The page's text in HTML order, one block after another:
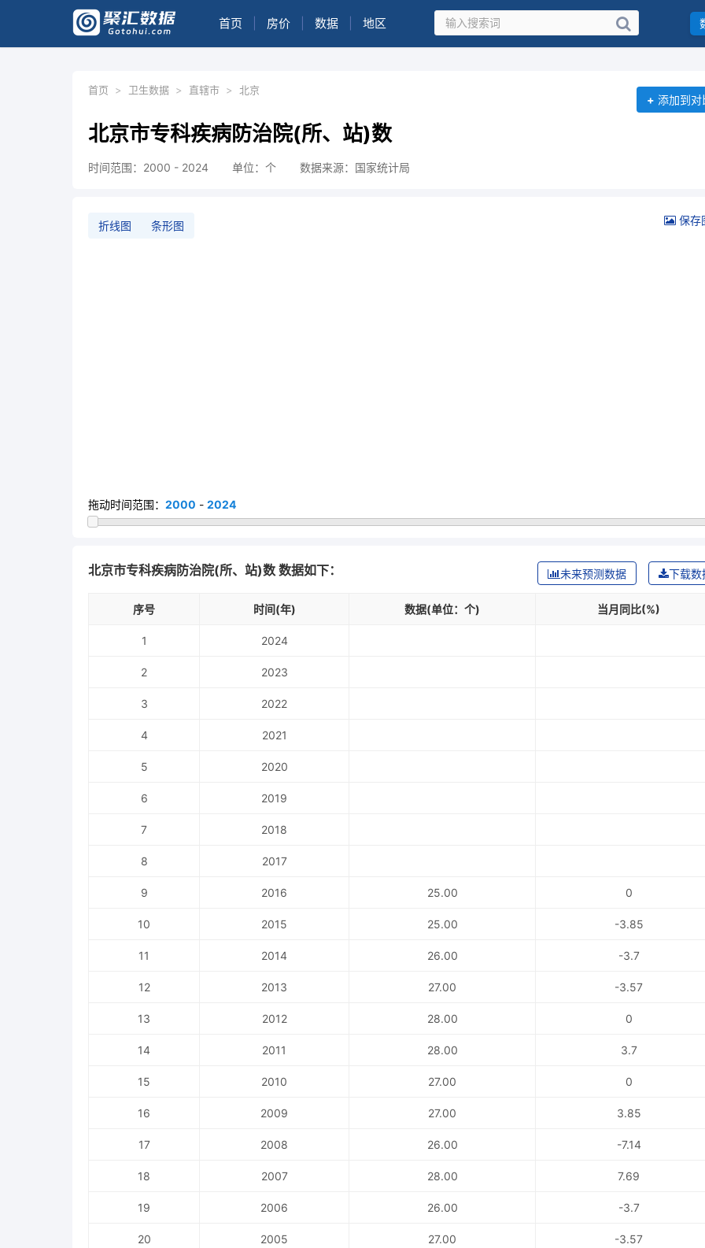
首页 房价 数据 地区
首页 > 卫生数据 > 直辖市 > 北京
北京市专科疾病防治院(所、站)数
时间范围：2000 - 2024 单位：个 数据来源：国家统计局
+ 添加到对
折线图 条形图 保存
拖动时间范围： 2000 - 2024
北京市专科疾病防治院(所、站)数 数据如下： 下载数
未来预测数据
序号 时间(年) 数据(单位：个) 当月同比(%)
1 2024
2 2023
3 2022
4 2021
5 2020
6 2019
7 2018
8 2017
9 2016 25.00 0
10 2015 25.00 -3.85
11 2014 26.00 -3.7
12 2013 27.00 -3.57
13 2012 28.00 0
14 2011 28.00 3.7
15 2010 27.00 0
16 2009 27.00 3.85
17 2008 26.00 -7.14
18 2007 28.00 7.69
19 2006 26.00 -3.7
20 2005 27.00 -3.57